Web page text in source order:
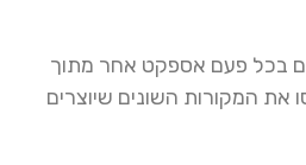
בכל פעם אספקט אחר מתוך
המקורות השונים שיוצרים